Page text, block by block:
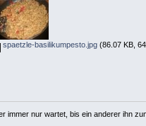
spaetzle-basilikumpesto.jpg(86.07 KB,
immer nur wartet, bis ein anderer ihn